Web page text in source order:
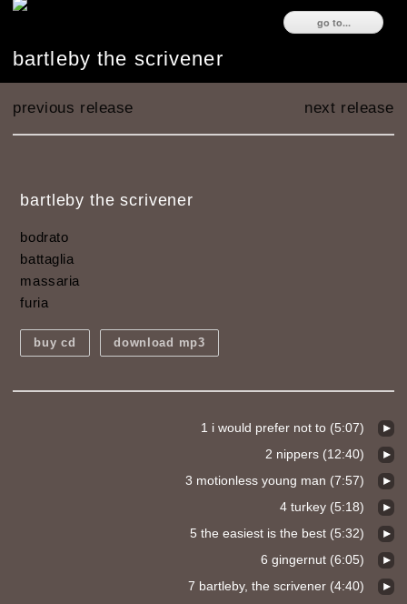
go to...
bartleby the scrivener
previous release next release
bartleby the scrivener
bodrato
battaglia
massaria
furia
buy cd download mp3
1 i would prefer not to (5:07)
2 nippers (12:40)
3 motionless young man (7:57)
4 turkey (5:18)
5 the easiest is the best (5:32)
6 gingernut (6:05)
7 bartleby, the scrivener (4:40)